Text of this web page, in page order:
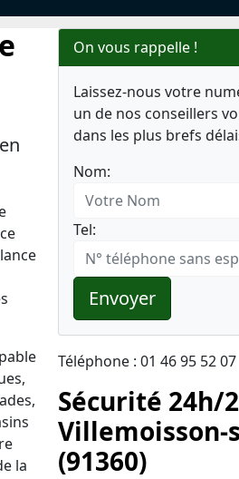
la
On vous rappelle !
Laissez-nous votre
un de nos conseillers
dans les plus brefs
Nom:
Tel:
Envoyer
Téléphone : 01 46 95 52 07
Sécurité 24h/
Villemoisson-
(91360)